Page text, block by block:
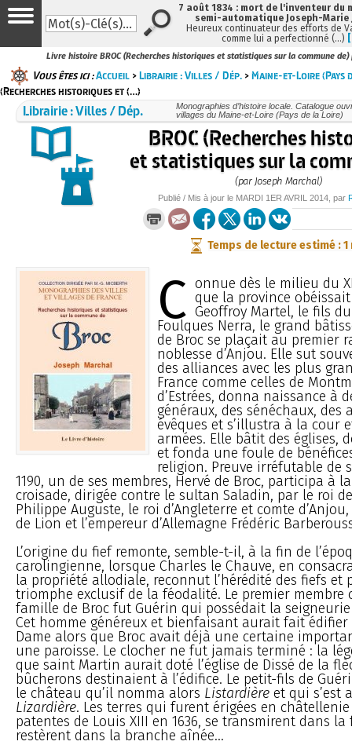
Livre histoire BROC (Recherches historiques et statistiques sur la commune de)
Vous êtes ici :Accueil >Librairie : Villes / Dép. >Maine-et-Loire (Pays
(Recherches historiques et (…)
Librairie : Villes / Dép.
Monographies d’histoire locale. Catalogue
villages du Maine-et-Loire (Pays de la Loire)
BROC (Recherches
et statistiques sur la
(par Joseph Marchal)
Publié / Mis à jour le MARDI 1ER AVRIL 2014 , par
Temps de lecture estimé : 1
C onnue dès le milieu du
que la province
Geoffroy Martel, le fils
Foulques Nerra, le grand
de Broc se plaçait au premier
noblesse d’Anjou. Elle sut
des alliances avec les plus
France comme celles de
d’Estrées, donna naissance à
généraux, des sénéchaux, des
évêques et s’illustra à la cour
armées. Elle bâtit des églises,
et fonda une foule de
religion. Preuve irréfutable de
1190, un de ses membres, Hervé de Broc, participa à
croisade, dirigée contre le sultan Saladin, par le roi
Philippe Auguste, le roi d’Angleterre et comte
de Lion et l’empereur d’Allemagne Frédéric
L’origine du fief remonte, semble-t-il, à la fin de
carolingienne, lorsque Charles le Chauve, en
la propriété allodiale, reconnut l’hérédité des fiefs et
triomphe exclusif de la féodalité. Le premier membre
famille de Broc fut Guérin qui possédait la seigneurie
Cet homme généreux et bienfaisant aurait fait édifier
Dame alors que Broc avait déjà une certaine
une paroisse. Le clocher ne fut jamais terminé : la
que saint Martin aurait doté l’église de Dissé de la
bûcherons destinaient à l’édifice. Le petit-fils de
le château qu’il nomma alors Listardière et qui s’est
Lizardière. Les terres qui furent érigées en
patentes de Louis XIII en 1636, se transmirent dans
restèrent dans la branche aînée...
7 août 1834 : mort de l'inventeur du
semi-automatique Joseph-Marie
Heureux continuateur des efforts de
comme lui a perfectionné (…)